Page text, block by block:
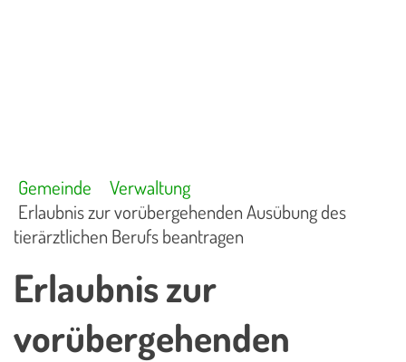
Gemeinde
Verwaltung
Erlaubnis zur vorübergehenden Ausübung des
tierärztlichen Berufs beantragen
Erlaubnis zur
vorübergehenden